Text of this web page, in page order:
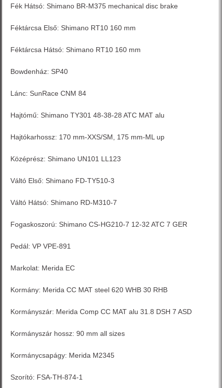
Fék Hátsó: Shimano BR-M375 mechanical disc brake
Féktárcsa Első: Shimano RT10 160 mm
Féktárcsa Hátsó: Shimano RT10 160 mm
Bowdenház: SP40
Lánc: SunRace CNM 84
Hajtómű: Shimano TY301 48-38-28 ATC MAT alu
Hajtókarhossz: 170 mm-XXS/SM, 175 mm-ML up
Középrész: Shimano UN101 LL123
Váltó Első: Shimano FD-TY510-3
Váltó Hátsó: Shimano RD-M310-7
Fogaskoszorú: Shimano CS-HG210-7 12-32 ATC 7 GER
Pedál: VP VPE-891
Markolat: Merida EC
Kormány: Merida CC MAT steel 620 WHB 30 RHB
Kormányszár: Merida Comp CC MAT alu 31.8 DSH 7 ASD
Kormányszár hossz: 90 mm all sizes
Kormánycsapágy: Merida M2345
Szorító: FSA-TH-874-1